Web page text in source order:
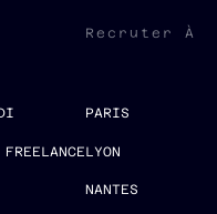
Recruter À
PARIS
LYON
NANTES